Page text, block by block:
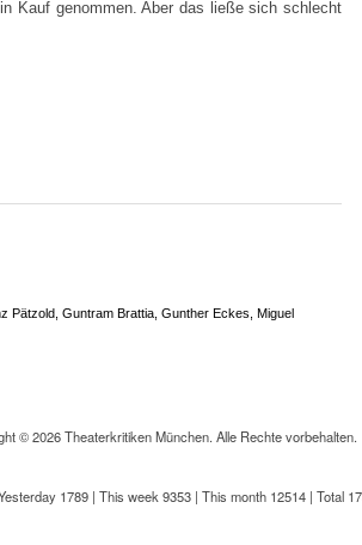
Kauf genommen. Aber das ließe sich schlecht
Pätzold, Guntram Brattia, Gunther Eckes, Miguel
© 2026 Theaterkritiken München. Alle Rechte vorbehalten.
1789 | This week 9353 | This month 12514 | Total